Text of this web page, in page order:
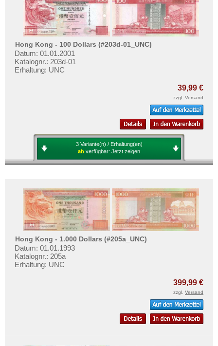
Hong Kong - 100 Dollars (#203d-01_UNC)
Datum: 01.01.2001
Katalognr.: 203d-01
Erhaltung: UNC
39,99 €
zzgl. Versand
3 Variante(n) / Erhaltung(en)
ab verfügbar: Jetzt zeigen
Hong Kong - 1.000 Dollars (#205a_UNC)
Datum: 01.01.1993
Katalognr.: 205a
Erhaltung: UNC
399,99 €
zzgl. Versand